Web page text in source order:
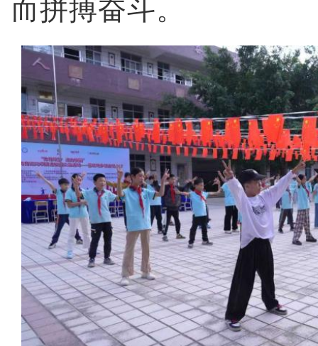
而拼搏奋斗。